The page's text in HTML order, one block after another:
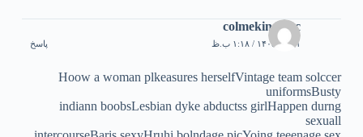
colmekindo.cc
۳۱ تیر ۱۴۰۵ / ۱:۱۸ ب.ظ پاسخ
Hoow a woman plkeasures herselfVintage team solccer
uniformsBusty
indiann boobsLesbian dyke abductss girlHappen durng
sexuall